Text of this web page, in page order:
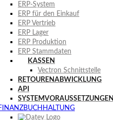
ERP-System
ERP für den Einkauf
ERP Vertrieb
ERP Lager
ERP Produktion
ERP Stammdaten
KASSEN
Vectron Schnittstelle
RETOURENABWICKLUNG
API
SYSTEMVORAUSSETZUNGEN